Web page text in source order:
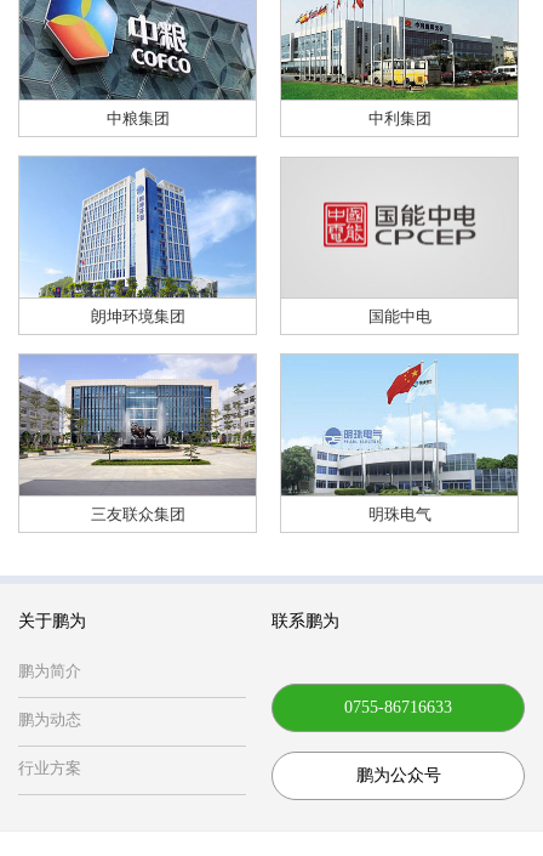
中粮集团 中利集团
朗坤环境集团 国能中电
三友联众集团 明珠电气
关于鹏为
鹏为简介
鹏为动态
行业方案
联系鹏为
0755-86716633
鹏为公众号